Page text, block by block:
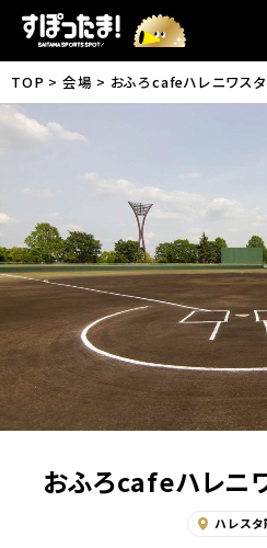
TOP 会場 おふろcafeハレニワス
おふろcafeハレニ
ハレスタ